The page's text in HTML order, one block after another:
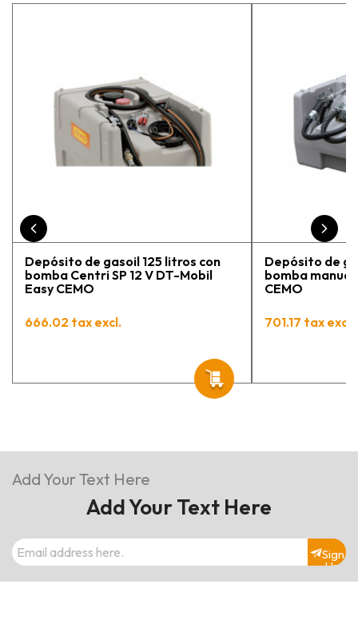
estaba eligiendo la máquina más
vuelto a comprar, tengo varios
pedidos en proceso y muy
Depósito de gasoil 125 litros con
bomba Centri SP 12 V DT-Mobil
Easy CEMO
666.02 tax excl.
Depósito de
bomba
CEMO
701.17 tax excl.
Add Your Text Here
Add Your Text Here
Sign
Up